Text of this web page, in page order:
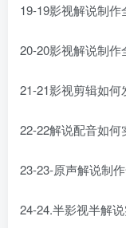
19-19影视解说制
20-20影视解说制
21-21影视剪辑如
22-22解说配音如何
23-23-原声解说制
24-24.半影视半解